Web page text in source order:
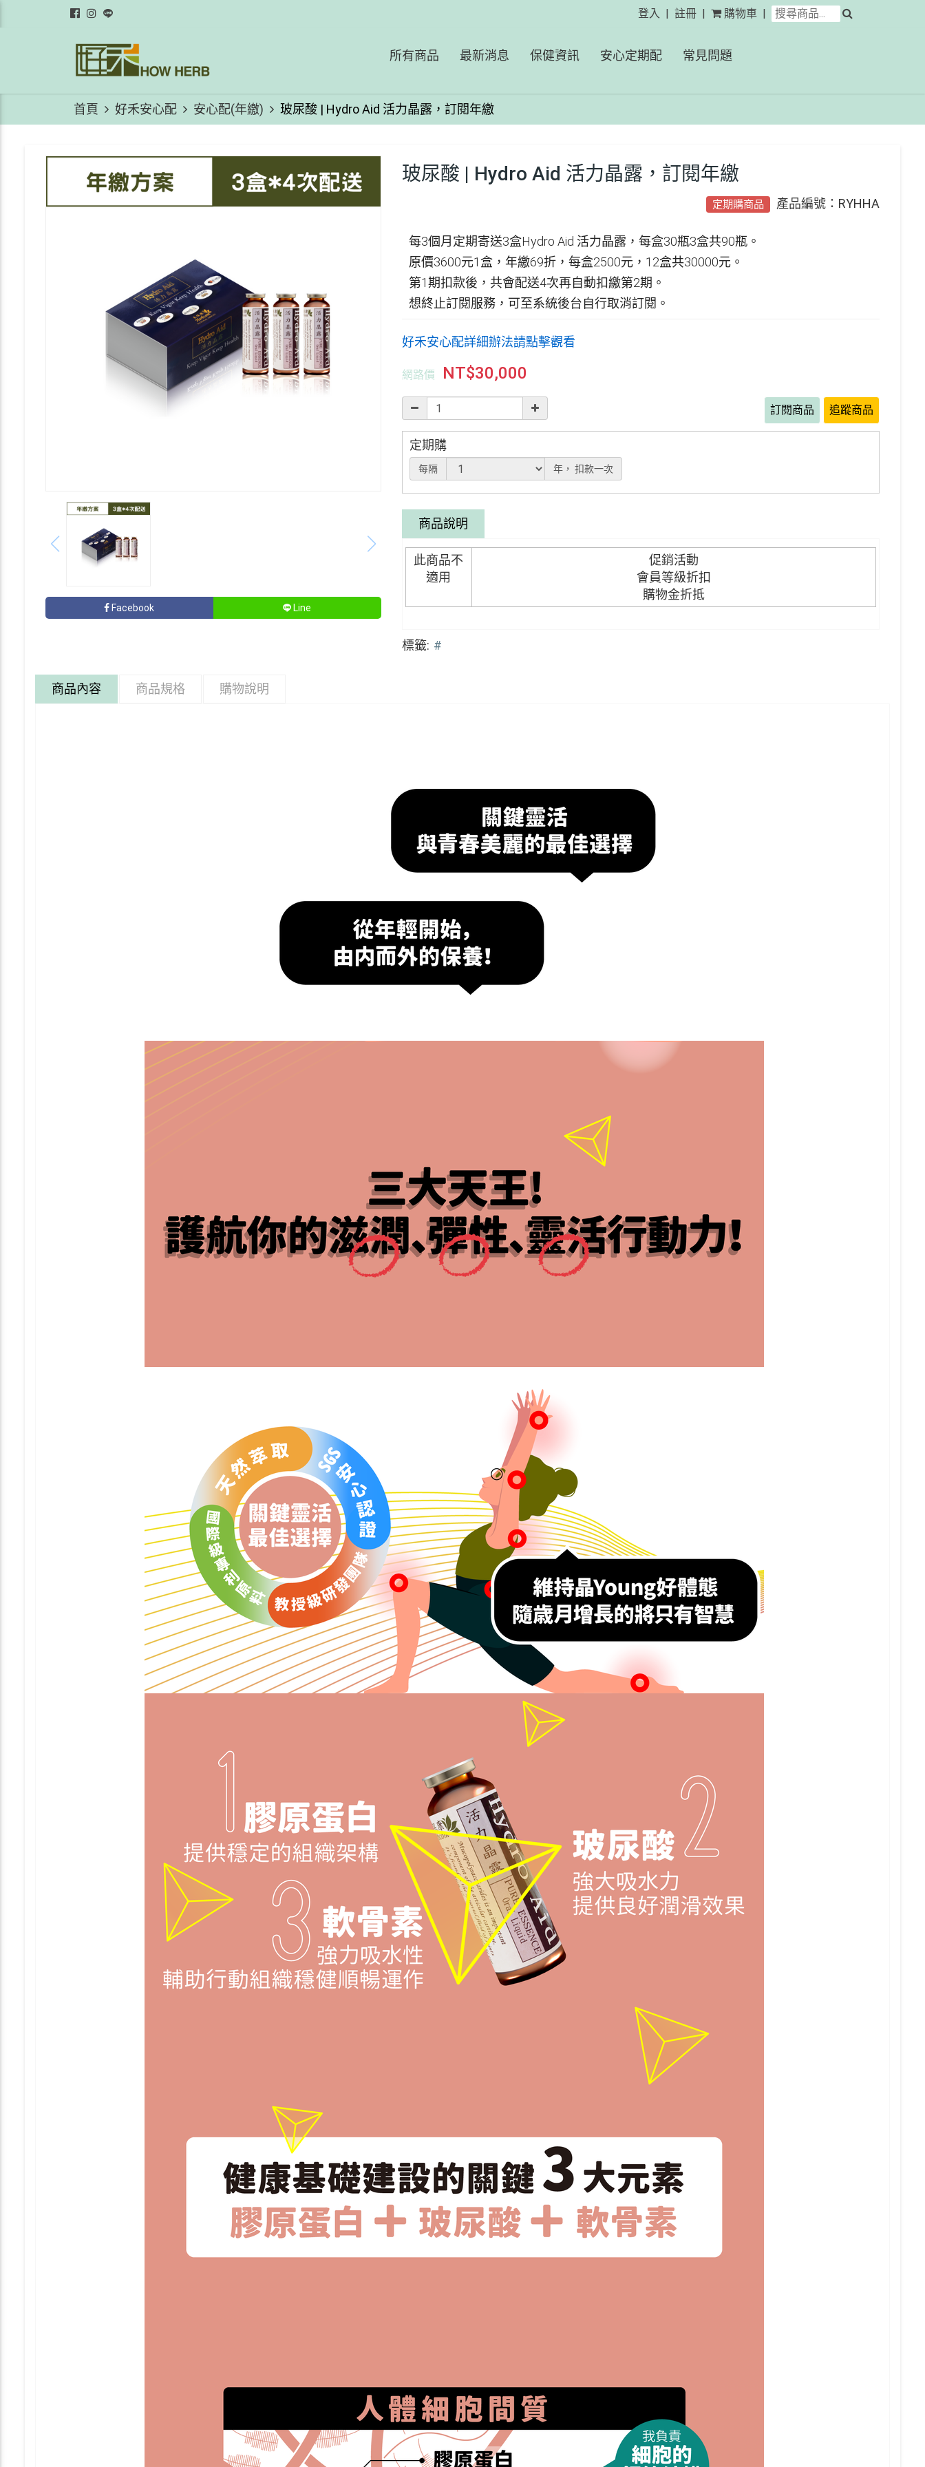
登入 註冊 購物車
所有商品 最新消息 保健資訊 安心定期配 常見問題
首頁 好禾安心配 安心配(年繳) 玻尿酸 | Hydro Aid 活力晶露，訂閱年繳
Facebook Line
玻尿酸 | Hydro Aid 活力晶露，訂閱年繳
定期購商品 產品編號：RYHHA
每3個月定期寄送3盒Hydro Aid 活力晶露，每盒30瓶3盒共90瓶。
原價3600元1盒，年繳69折，每盒2500元，12盒共30000元。
第1期扣款後，共會配送4次再自動扣繳第2期。
想終止訂閱服務，可至系統後台自行取消訂閱。
好禾安心配詳細辦法請點擊觀看
網路價 NT$30,000
訂閱商品 追蹤商品
定期購
每隔 年， 扣款一次
商品說明
此商品不
適用
促銷活動
會員等級折扣
購物金折抵
標籤: #
商品內容 商品規格 購物說明